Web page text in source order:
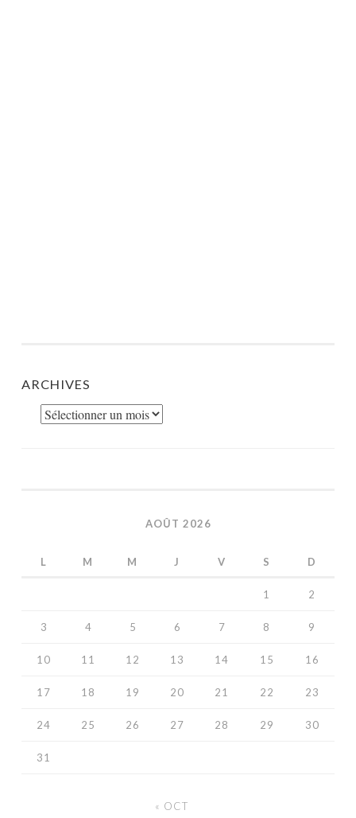
ARCHIVES
Archives
AOÛT 2026
L M M J V S D
1 2
3 4 5 6 7 8 9
10 11 12 13 14 15 16
17 18 19 20 21 22 23
24 25 26 27 28 29 30
31
« OCT